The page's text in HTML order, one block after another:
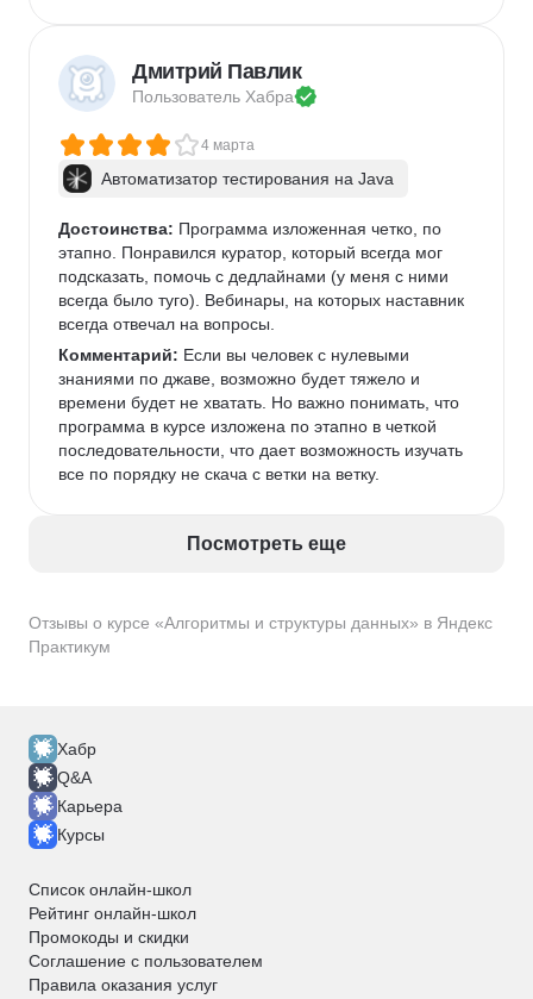
Отзывы о курсе «Алгоритмы и структуры данных» в Яндекс
Практикум
Дмитрий Павлик
Пользователь Хабра
4 марта
Автоматизатор тестирования на Java
Достоинства: Программа изложенная четко, по
этапно. Понравился куратор, который всегда мог
подсказать, помочь с дедлайнами (у меня с ними
всегда было туго). Вебинары, на которых наставник
всегда отвечал на вопросы.
Комментарий: Если вы человек с нулевыми
знаниями по джаве, возможно будет тяжело и
времени будет не хватать. Но важно понимать, что
программа в курсе изложена по этапно в четкой
последовательности, что дает возможность изучать
все по порядку не скача с ветки на ветку.
Посмотреть еще
Хабр
Q&A
Карьера
Курсы
Список онлайн-школ
Рейтинг онлайн-школ
Промокоды и скидки
Соглашение с пользователем
Правила оказания услуг